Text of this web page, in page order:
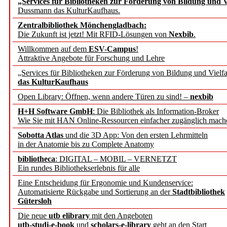
Dussmann das KulturKaufhaus.
Zentralbibliothek Mönchengladbach:
Die Zukunft ist jetzt! Mit RFID-Lösungen von Nexbib.
Willkommen auf dem ESV-Campus!
Attraktive Angebote für Forschung und Lehre
„Services für Bibliotheken zur Förderung von Bildung und
das KulturKaufhaus
Open Library: Öffnen, wenn andere Türen zu sind! – nexbib
H+H Software GmbH: Die Bibliothek als Information-Broker
Wie Sie mit HAN Online-Ressourcen einfacher zugänglich
Sobotta Atlas und die 3D App: Von den ersten Lehrmitteln
in der Anatomie bis zu Complete Anatomy
bibliotheca: DIGITAL – MOBIL – VERNETZT
Ein rundes Bibliothekserlebnis für alle
Eine Entscheidung für Ergonomie und Kundenservice:
Automatisierte Rückgabe und Sortierung an derStadtbibliothek
Gütersloh
Die neue utb elibrary mit den Angeboten
utb-studi-e-book und scholars-e-library geht an den Start
angepasst
konstruktiv!
Mohr Siebeck
und die Zeitschrift für
Francke Attempto
EBSCO Information
Recherchefunktionen in
Sorbisches Institut neu
Geschichte und